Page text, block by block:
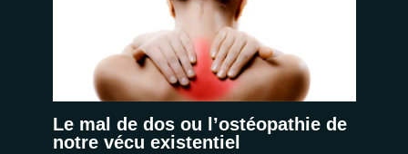
Le mal de dos ou l’ostéopathie de
notre vécu existentiel